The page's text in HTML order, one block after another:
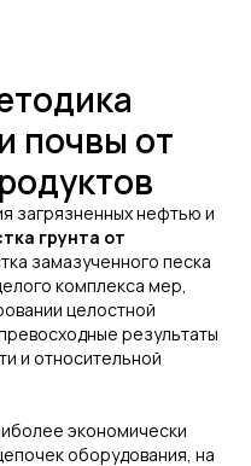
почвы от
загрязненных нефтью и
грунта от
замазученного песка
комплекса мер,
целостной
результаты
и относительной
экономически
оборудования, на